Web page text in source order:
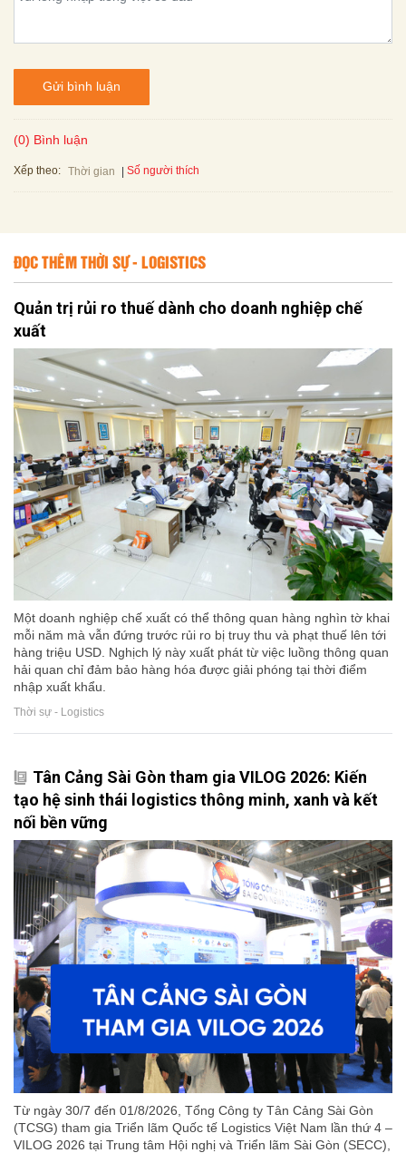
Gửi bình luận
(0) Bình luận
Xếp theo: Thời gian Số người thích
ĐỌC THÊM THỜI SỰ - LOGISTICS
Quản trị rủi ro thuế dành cho doanh nghiệp chế
xuất
Một doanh nghiệp chế xuất có thể thông quan hàng nghìn tờ khai
mỗi năm mà vẫn đứng trước rủi ro bị truy thu và phạt thuế lên tới
hàng triệu USD. Nghịch lý này xuất phát từ việc luồng thông quan
hải quan chỉ đảm bảo hàng hóa được giải phóng tại thời điểm
nhập xuất khẩu.
Thời sự - Logistics
Tân Cảng Sài Gòn tham gia VILOG 2026: Kiến
tạo hệ sinh thái logistics thông minh, xanh và kết
nối bền vững
Từ ngày 30/7 đến 01/8/2026, Tổng Công ty Tân Cảng Sài Gòn
(TCSG) tham gia Triển lãm Quốc tế Logistics Việt Nam lần thứ 4 –
VILOG 2026 tại Trung tâm Hội nghị và Triển lãm Sài Gòn (SECC),